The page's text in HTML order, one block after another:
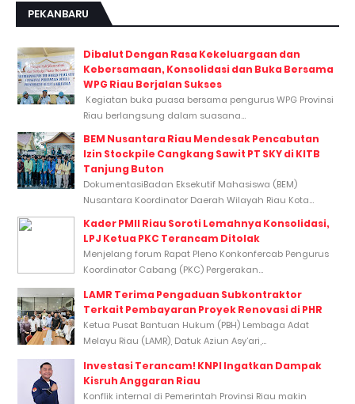
PEKANBARU
Dibalut Dengan Rasa Kekeluargaan dan
Kebersamaan, Konsolidasi dan Buka Bersama
WPG Riau Berjalan Sukses
Kegiatan buka puasa bersama pengurus WPG Provinsi
Riau berlangsung dalam suasana...
BEM Nusantara Riau Mendesak Pencabutan
Izin Stockpile Cangkang Sawit PT SKY di KITB
Tanjung Buton
DokumentasiBadan Eksekutif Mahasiswa (BEM)
Nusantara Koordinator Daerah Wilayah Riau Kota...
Kader PMII Riau Soroti Lemahnya Konsolidasi,
LPJ Ketua PKC Terancam Ditolak
Menjelang forum Rapat Pleno Konkonfercab Pengurus
Koordinator Cabang (PKC) Pergerakan...
LAMR Terima Pengaduan Subkontraktor
Terkait Pembayaran Proyek Renovasi di PHR
Ketua Pusat Bantuan Hukum (PBH) Lembaga Adat
Melayu Riau (LAMR), Datuk Aziun Asy’ari,...
Investasi Terancam! KNPI Ingatkan Dampak
Kisruh Anggaran Riau
Konflik internal di Pemerintah Provinsi Riau makin